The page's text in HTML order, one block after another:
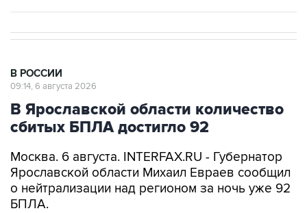
В РОССИИ
09:14, 6 августа 2026
В Ярославской области количество
сбитых БПЛА достигло 92
Москва. 6 августа. INTERFAX.RU - Губернатор
Ярославской области Михаил Евраев сообщил
о нейтрализации над регионом за ночь уже 92
БПЛА.